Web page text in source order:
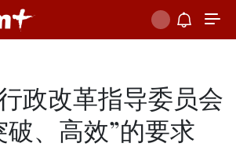
政改革指导委员会
破、高效”的要求